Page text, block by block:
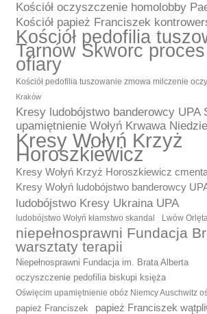
Kościół oczyszczenie homolobby
Kościół papież Franciszek
Kościół pedofilia
Tarnów Skworc
ofiary
Kościół pedofilia tuszowanie zmowa milczenie
Kraków
Kresy ludobójstwo banderowcy UPA
upamiętnienie Wołyń Krwawa
Kresy Wołyń Krzyż
Horoszkiewicz
Kresy Wołyń Krzyż Horoszkiewicz
Kresy Wołyń ludobójstwo banderowcy
ludobójstwo Kresy Ukraina UPA
ludobójstwo Wołyń kłamstwo skandal Lwów
niepełnosprawni Fundacja
warsztaty terapii
Niepełnosprawni Fundacja im. Brata Alberta
oczyszczenie pedofilia biskupi księża
Oświęcim upamiętnienie obóz Niemcy Auschwitz
papież Franciszek papież Franciszek